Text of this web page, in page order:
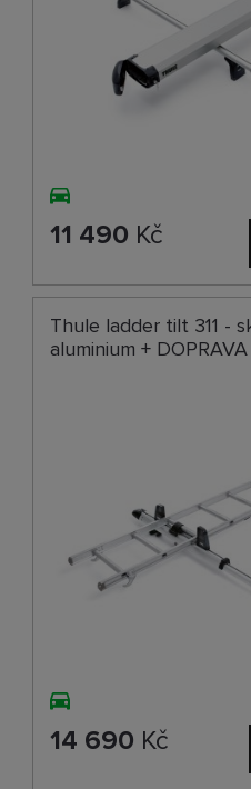
11 490 Kč
Thule ladder tilt 311 -
aluminium +
14 690 Kč